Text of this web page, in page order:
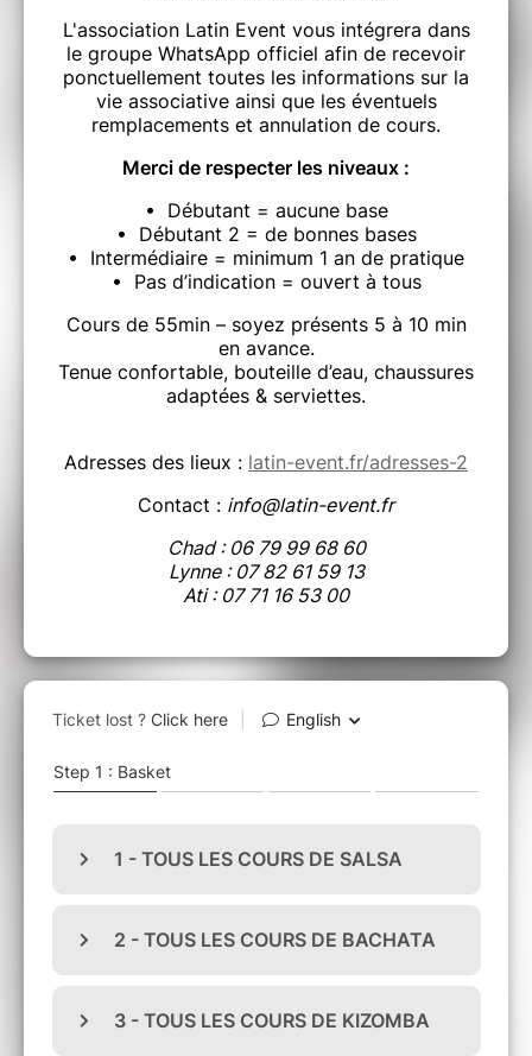
L'association Latin Event vous intégrera dans
le groupe WhatsApp officiel afin de recevoir
ponctuellement toutes les informations sur la
vie associative ainsi que les éventuels
remplacements et annulation de cours.
Merci de respecter les niveaux :
• Débutant = aucune base
• Débutant 2 = de bonnes bases
• Intermédiaire = minimum 1 an de pratique
• Pas d’indication = ouvert à tous
Cours de 55min – soyez présents 5 à 10 min
en avance.
Tenue confortable, bouteille d’eau, chaussures
adaptées & serviettes.
Adresses des lieux : latin-event.fr/adresses-2
Contact : info@latin-event.fr
Chad : 06 79 99 68 60
Lynne : 07 82 61 59 13
Ati : 07 71 16 53 00